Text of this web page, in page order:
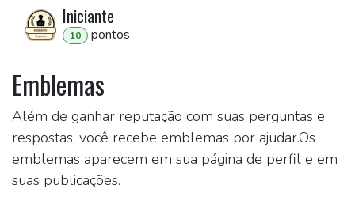
Iniciante
10 pontos
Emblemas
Além de ganhar reputação com suas perguntas e
respostas, você recebe emblemas por ajudar.Os
emblemas aparecem em sua página de perfil e em
suas publicações.